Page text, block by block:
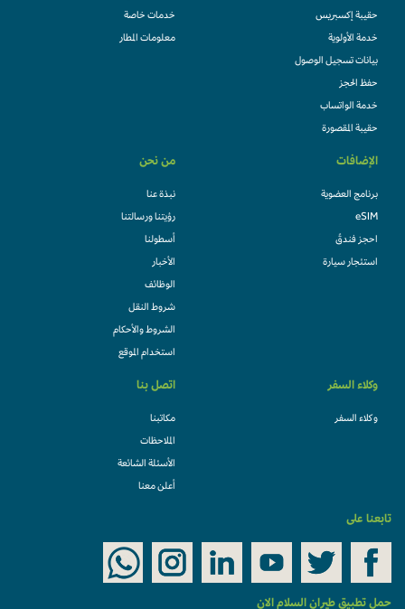
حقيبة إكسبريس
خدمة الأولوية
بيانات تسجيل الوصول
حفظ الحجز
خدمة الواتساب
حقيبة المقصورة
خدمات خاصة
معلومات المطار
الإضافات
برنامج العضوية
eSIM
احجز فندقً
استئجار سيارة
من نحن
نبذة عنا
رؤيتنا ورسالتنا
أسطولنا
الأخبار
الوظائف
شروط النقل
الشروط والأحكام
استخدام الموقع
وكلاء السفر
وكلاء السفر
اتصل بنا
مكاتبنا
الملاحظات
الأسئلة الشائعة
أعلن معنا
تابعنا على
حمل تطبيق طيران السلام الان